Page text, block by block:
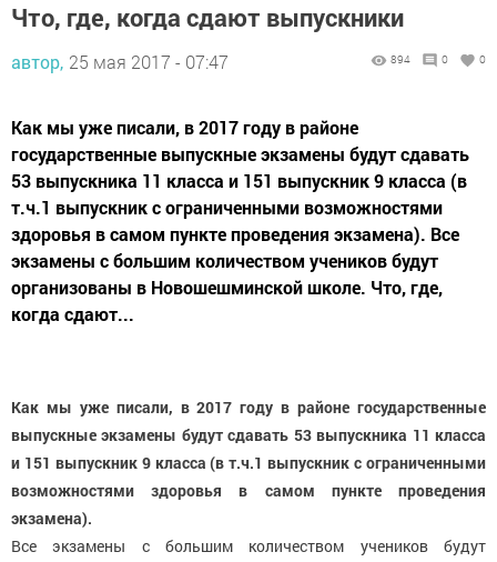
Что, где, когда сдают выпускники
автор, 25 мая 2017 - 07:47 894 0 0
Как мы уже писали, в 2017 году в районе
государственные выпускные экзамены будут сдавать
53 выпускника 11 класса и 151 выпускник 9 класса (в
т.ч.1 выпускник с ограниченными возможностями
здоровья в самом пункте проведения экзамена). Все
экзамены с большим количеством учеников будут
организованы в Новошешминской школе. Что, где,
когда сдают...
Как мы уже писали, в 2017 году в районе государственные
выпускные экзамены будут сдавать 53 выпускника 11 класса
и 151 выпускник 9 класса (в т.ч.1 выпускник с ограниченными
возможностями здоровья в самом пункте проведения
экзамена).
Все экзамены с большим количеством учеников будут